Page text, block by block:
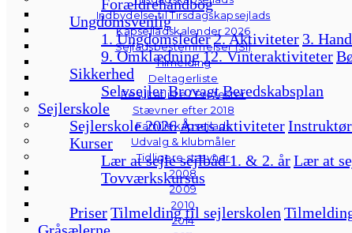
Indbydelse til Tirsdagskapsejlads
Kapsejladskalender 2026
Sejladsbestemmelser (SI)
Tilmelding
Deltagerliste
Resultatliste / Protester
Stævner efter 2018
Familiekapsejlads
Udvalg & klubmåler
Tidligere stævner
2008
2009
2010
2014
Forældrehåndbog
Ungdomsvenlig
1. Ungdomsleder2. Aktiviteter 3.
9. Omklædning12. Vinteraktiviteter
Sikkerhed
SelvsejlerBrovagtBeredskabsplan
Sejlerskole
Sejlerskole 2026Årets aktiviteter
Kurser
Lær at sejle sejlbåd 1. & 2. årLær at
Tovværkskursus
PriserTilmelding til sejlerskolen